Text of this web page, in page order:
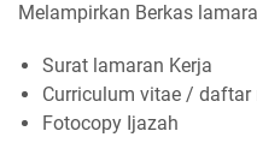
Melampirkan Berkas
Surat lamaran Kerja
Curriculum vitae /
Fotocopy Ijazah